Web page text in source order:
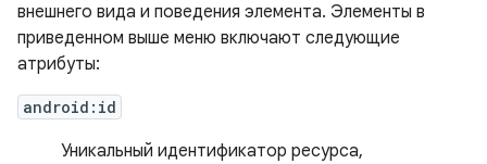
внешнего вида и поведения элемента. Элементы в
приведенном выше меню включают следующие
атрибуты:
android:id
Уникальный идентификатор ресурса,